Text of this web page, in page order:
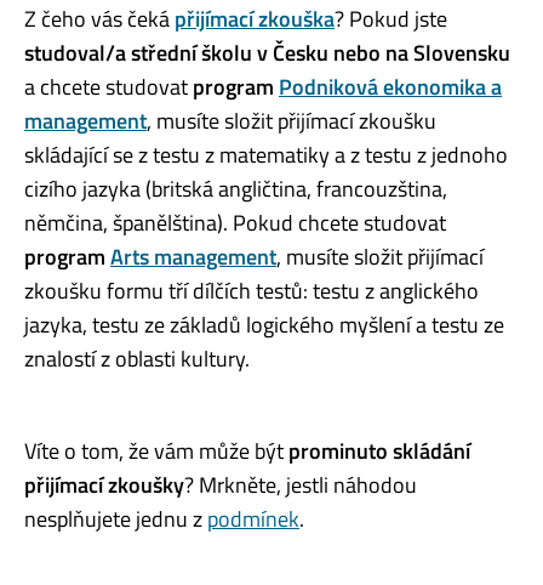
Z čeho vás čekápřijímací zkouška? Pokud jste
studoval/a střední školu v Česku nebo na Slovensku
a chcete studovatprogram Podniková ekonomika a
management, musíte složit přijímací zkoušku
skládající se z testu z matematiky a z testu z jednoho
cizího jazyka (britská angličtina, francouzština,
němčina, španělština). Pokud chcete studovat
programArts management, musíte složit přijímací
zkoušku formu tří dílčích testů: testu z anglického
jazyka, testu ze základů logického myšlení a testu ze
znalostí z oblasti kultury.
Víte o tom, že vám může býtprominutoskládání
přijímací zkoušky? Mrkněte, jestli náhodou
nesplňujete jednu zpodmínek.